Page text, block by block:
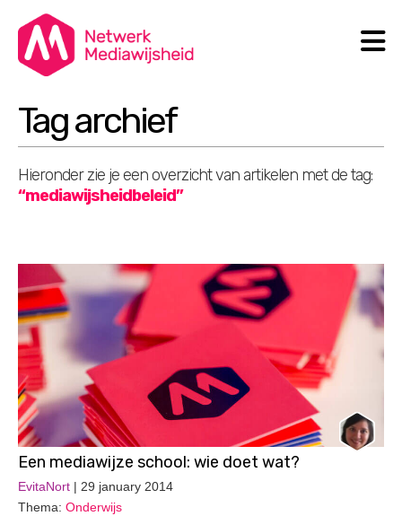
Search
Tag archief
Hieronder zie je een overzicht van artikelen met de tag:
“mediawijsheidbeleid”
Een mediawijze school: wie doet wat?
EvitaNort | 29 january 2014
Thema: Onderwijs